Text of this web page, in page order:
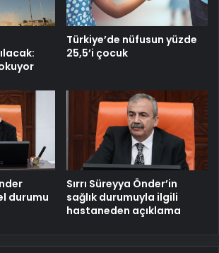
Türkiye’de nüfusun yüzde
25,5’i çocuk
durumu
Sırrı Süreyya Önder’in
sağlık durumuyla ilgili
hastaneden açıklama